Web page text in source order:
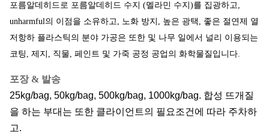
포름알데히드로 포름알데히드 수지 (멜라민 수지)를 집광하고,
unharmful의 이점을 소유하고, 노화 방지, 높은 광택, 좋은 절연제 열
저항하 플라스틱의 분야 가공은 또한 및 나무 일에서 널리 이용되는
코팅, 제지, 직물, 페인트 및 가죽 공정 공업의 화학물질입니다.
포장 & 발송
25kg/bag, 50kg/bag, 500kg/bag, 1000kg/bag. 합성 뜨개질
을 하는 부대는 또한 클라이언트의 필요조건에 따라 주차하
고.